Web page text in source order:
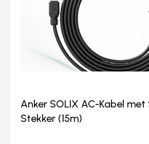
Anker SOLIX AC-Kabel met
Stekker (15m)